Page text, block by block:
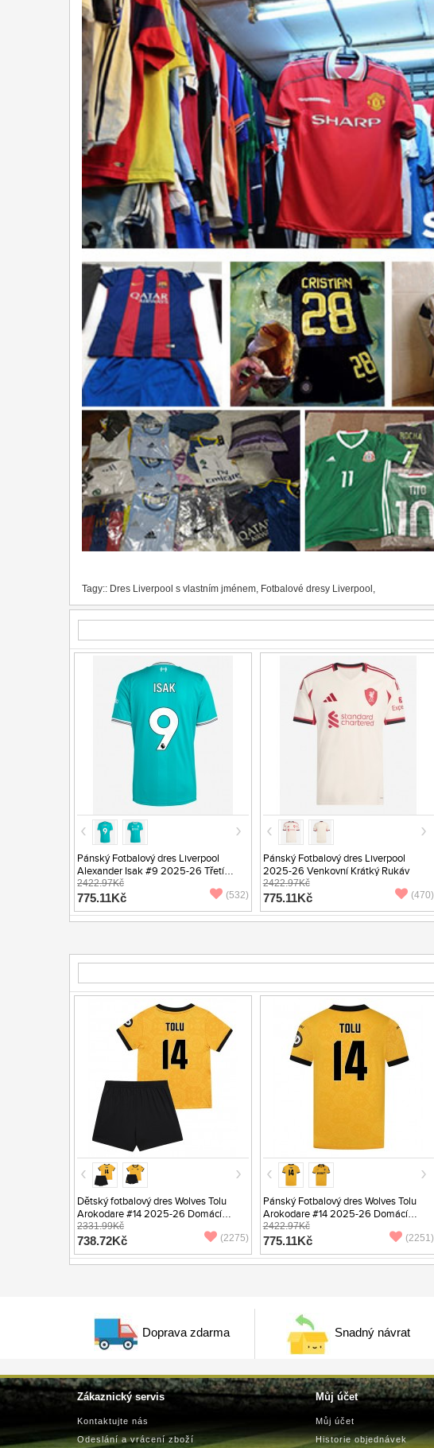
Tagy:: Dres Liverpool s vlastním jménem, Fotbalové dresy Liverpool ,
Pánský Fotbalový dres Liverpool
Alexander Isak #9 2025-26 Třetí
Krátký Rukáv
2422.97Kč
775.11Kč (532)
Pánský Fotbalový dres Liverpool
2025-26 Venkovní Krátký Rukáv
2422.97Kč
775.11Kč (470)
Dětský fotbalový dres Wolves Tolu
Arokodare #14 2025-26 Domácí
Krátký Rukáv (+ trenýrky)
2331.99Kč
738.72Kč (2275)
Pánský Fotbalový dres Wolves Tolu
Arokodare #14 2025-26 Domácí
Krátký Rukáv
2422.97Kč
775.11Kč (2251)
Doprava zdarma Snadný návrat
Zákaznický servis
Kontaktujte nás
Odeslání a vrácení zboží
Můj účet
Můj účet
Historie objednávek